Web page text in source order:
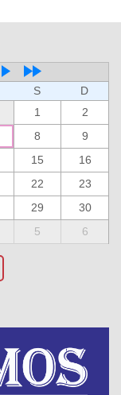
S
D
1
2
8
9
15
16
22
23
29
30
5 6